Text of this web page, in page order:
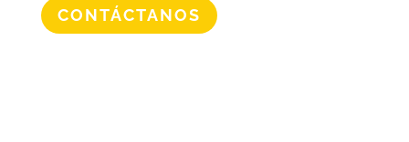
CONTÁCTANOS